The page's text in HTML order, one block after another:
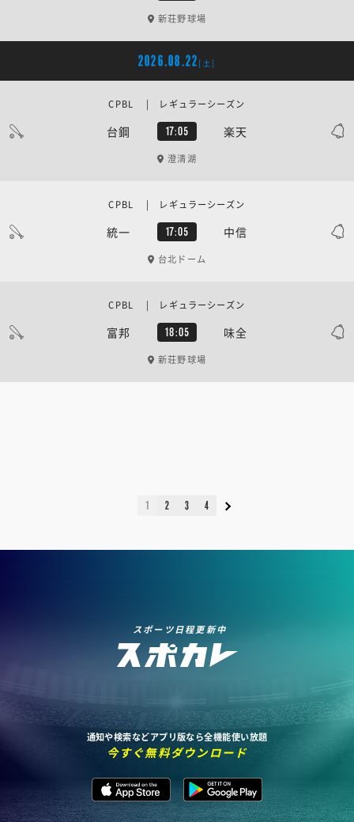
新荘野球場
2026.08.22 [土]
台鋼 17:05 楽天
CPBL | レギュラーシーズン
澄清湖
統一 17:05 中信
CPBL | レギュラーシーズン
台北ドーム
富邦 18:05 味全
CPBL | レギュラーシーズン
新荘野球場
1 2 3 4
スポーツ日程更新中
通知や検索などアプリ版なら全機能使い放題
今すぐ無料ダウンロード